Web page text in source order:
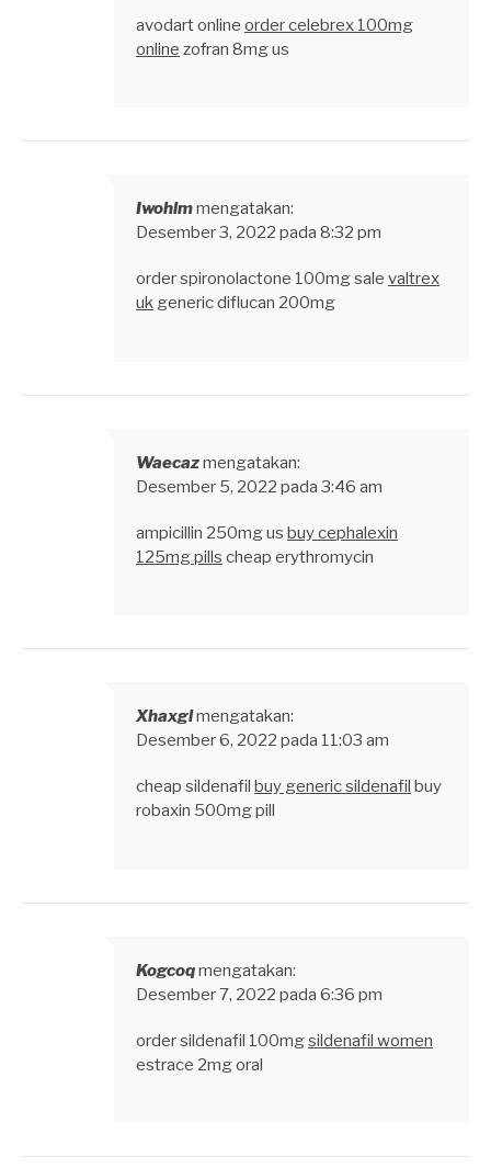
avodart online order celebrex 100mg
online zofran 8mg us
Iwohlmmengatakan:
Desember 3, 2022 pada 8:32 pm
order spironolactone 100mg sale valtrex
uk generic diflucan 200mg
Waecazmengatakan:
Desember 5, 2022 pada 3:46 am
ampicillin 250mg us buy cephalexin
125mg pills cheap erythromycin
Xhaxglmengatakan:
Desember 6, 2022 pada 11:03 am
cheap sildenafil buy generic sildenafil buy
robaxin 500mg pill
Kogcoqmengatakan:
Desember 7, 2022 pada 6:36 pm
order sildenafil 100mgsildenafil women
estrace 2mg oral